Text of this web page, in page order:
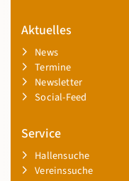
Aktuelles
News
Termine
Newsletter
Social-Feed
Service
Hallensuche
Vereinssuche